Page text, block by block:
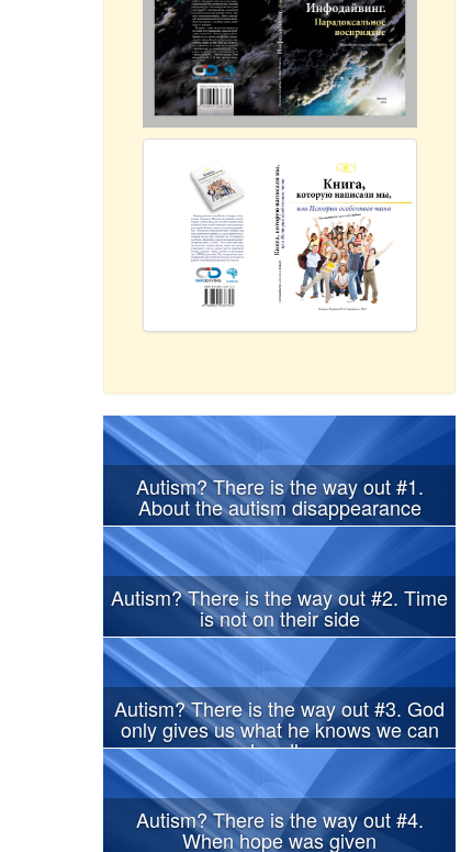
Autism? There is the way out #1.
About the autism disappearance
Autism? There is the way out #2. Time
is not on their side
Autism? There is the way out #3. God
only gives us what he knows we can
handle
Autism? There is the way out #4.
When hope was given